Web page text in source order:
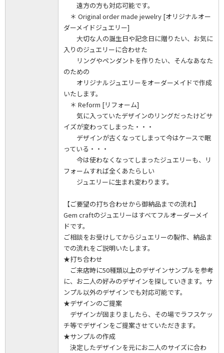
遠方の方も対応可能です。
＊ Original order made jewelry [オリジナルオー
ダーメイドジュエリー]
大切な人の誕生日や記念日に贈りたい、お気に
入りのジュエリーに合わせた
リングやペンダントを作りたい、そんなあなた
のための
オリジナルジュエリーをオーダーメイドで作成
いたします。
＊ Reform [リフォーム]
気に入っていたデザインのリングだったけどサ
イズが変わってしまった・・・
デザインが古くなってしまって今はケースで眠
っている・・・
今は使わなくなってしまったジュエリーも、リ
フォームすれば全くあたらしい
ジュエリーに生まれ変わります。
【ご要望の打ち合わせから御納品までの流れ】
Gem craftのジュエリーはすべてフルオーダーメイ
ドです。
ご相談をお受けしてからジュエリーの製作、納品ま
での流れをご説明いたします。
★打ち合わせ
ご来店時に50種類以上のデザインサンプルを参考
に、お二人の好みのデザインを探していきます。サ
ンプル以外のデザインでも対応可能です。
★デザインのご提案
デザインが固まりましたら、その場でラフスケッ
チ等でデザインをご提案させていただきます。
★サンプルの作成
決定したデザインを元にお二人のサイズに合わ